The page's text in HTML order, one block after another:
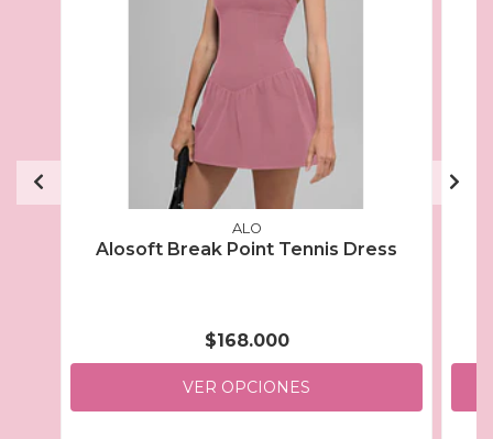
ALO
Alosoft Break Point Tennis Dress
$168.000
VER OPCIONES